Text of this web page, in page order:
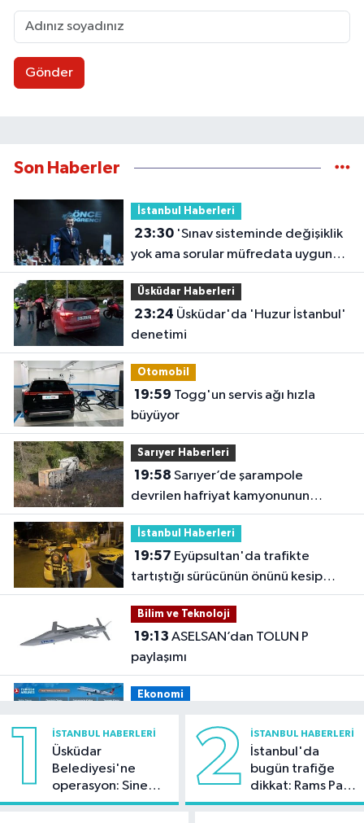
Gönder
Son Haberler
İstanbul Haberleri
23:30'Sınav sisteminde değişiklik
yok ama sorular müfredata uygun
hale gelecek'
Üsküdar Haberleri
23:24
denetimi
Otomobil
19:59
büyüyor
Sarıyer Haberleri
19:58
devrilen hafriyat kamyonunun
şoförü yaralandı
İstanbul Haberleri
19:57
tartıştığı sürücünün önünü kesip
tehdit eden saldırgana 180 bin lira
ceza
Bilim ve Teknoloji
19:13
paylaşımı
Ekonomi
milyon yolcu taşıdı
Bilim ve Teknoloji
1 İSTANBUL HABERLERI
Üsküdar
Belediyesi'ne
operasyon: Sinem
Dedetaş'a
2 İSTANBUL HABERLERI
İstanbul'da
bugün trafiğe
dikkat: Rams Park
çevresinde bazı